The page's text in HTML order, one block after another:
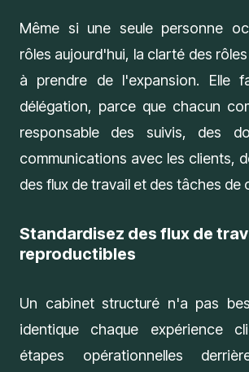
Même si une seule personne
rôles aujourd'hui, la clarté des
à prendre de l'expansion. Elle
délégation, parce que chacun
responsable des suivis, des
communications avec les clients,
des flux de travail et des tâches de
Standardisez des flux de
reproductibles
Un cabinet structuré n'a pas
identique chaque expérience
étapes opérationnelles